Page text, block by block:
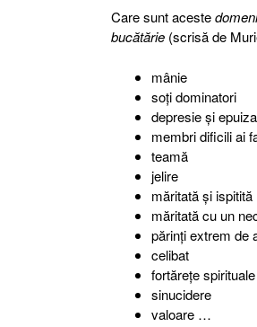
Care sunt aceste
bucătărie (scrisă de
mânie
soţi dominatori
depresie şi
membri dificili ai
teamă
jelire
măritată şi ispitită
măritată cu un
părinţi extrem de
celibat
fortăreţe spirituale
sinucidere
valoare …